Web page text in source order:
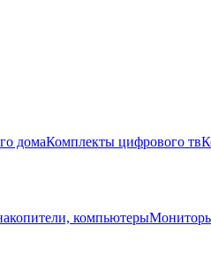
домаКомплекты цифрового тв
компьютеры